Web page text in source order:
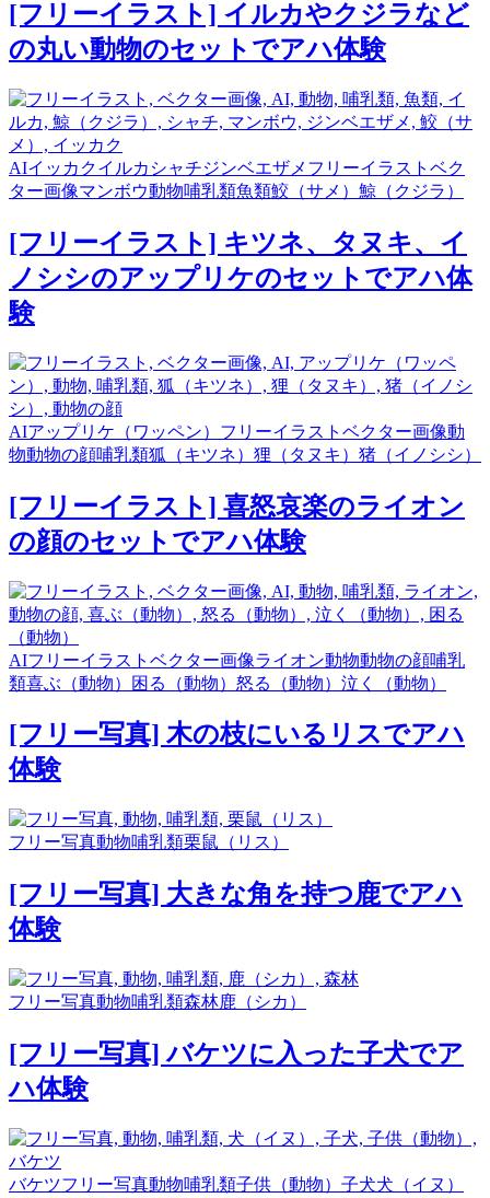
[フリーイラスト] イルカやクジラなど
の丸い動物のセットでアハ体験
AIイッカクイルカ シャチジンベエザメ フリーイラスト ベク
ター画像マンボウ動物哺乳類魚類鮫（サメ） 鯨（クジラ）
[フリーイラスト] キツネ、タヌキ、イ
ノシシのアップリケのセットでアハ体
験
AIアップリケ（ワッペン） フリーイラスト ベクター画像動
物動物の顔哺乳類狐（キツネ） 狸（タヌキ） 猪（イノシシ）
[フリーイラスト] 喜怒哀楽のライオン
の顔のセットでアハ体験
AIフリーイラスト ベクター画像ライオン動物動物の顔哺乳
類喜ぶ（動物） 困る（動物） 怒る（動物） 泣く（動物）
[フリー写真] 木の枝にいるリスでアハ
体験
フリー写真動物哺乳類栗鼠（リス）
[フリー写真] 大きな角を持つ鹿でアハ
体験
フリー写真動物哺乳類森林鹿（シカ）
[フリー写真] バケツに入った子犬でア
ハ体験
バケツフリー写真動物哺乳類子供（動物） 子犬犬（イヌ）